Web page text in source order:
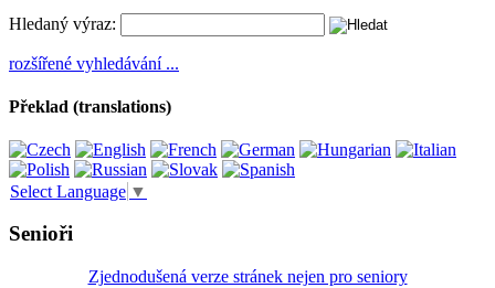
Hledaný výraz:
rozšířené vyhledávání ...
Překlad (translations)
Select Language ▼
Senioři
Zjednodušená verze stránek nejen pro seniory